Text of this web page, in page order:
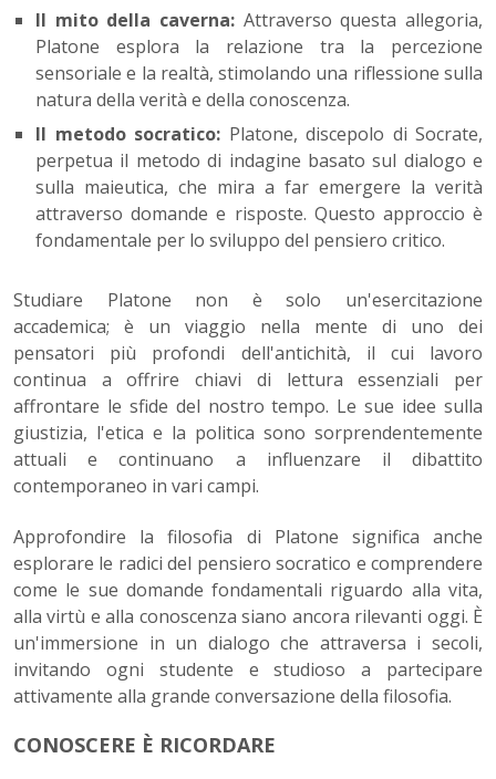
Il mito della caverna: Attraverso questa allegoria,
Platone esplora la relazione tra la percezione
sensoriale e la realtà, stimolando una riflessione sulla
natura della verità e della conoscenza.
Il metodo socratico: Platone, discepolo di Socrate,
perpetua il metodo di indagine basato sul dialogo e
sulla maieutica, che mira a far emergere la verità
attraverso domande e risposte. Questo approccio è
fondamentale per lo sviluppo del pensiero critico.
Studiare Platone non è solo un'esercitazione
accademica; è un viaggio nella mente di uno dei
pensatori più profondi dell'antichità, il cui lavoro
continua a offrire chiavi di lettura essenziali per
affrontare le sfide del nostro tempo. Le sue idee sulla
giustizia, l'etica e la politica sono sorprendentemente
attuali e continuano a influenzare il dibattito
contemporaneo in vari campi.
Approfondire la filosofia di Platone significa anche
esplorare le radici del pensiero socratico e comprendere
come le sue domande fondamentali riguardo alla vita,
alla virtù e alla conoscenza siano ancora rilevanti oggi. È
un'immersione in un dialogo che attraversa i secoli,
invitando ogni studente e studioso a partecipare
attivamente alla grande conversazione della filosofia.
CONOSCERE È RICORDARE